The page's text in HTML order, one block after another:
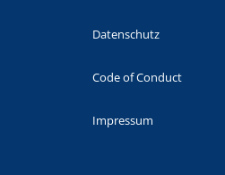
Datenschutz
Code of Conduct
Impressum